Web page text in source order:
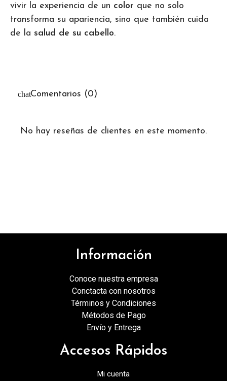
vivir la experiencia de un color que no solo
transforma su apariencia, sino que también cuida
de la salud de su cabello.
Comentarios (0)
No hay reseñas de clientes en este momento.
Información
Conoce nuestra empresa
Conctacta con nosotros
Términos y Condiciones
Métodos de Pago
Envío y Entrega
Accesos Rápidos
Mi cuenta